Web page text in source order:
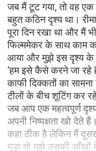
जब मैं टूट गया, तो वह एक
बहुत कठिन दृश्य था।
पूरा दिन रखा था और मैं
फिल्ममेकर के साथ काम
आया और मुझे इस दृश्य के
‘हम इसे कैसे करने जा रहे
काफी दिक्कतों का
टीलों के बीच शूटिंग कर
जब आप एक महत्वपूर्ण
अपनी निष्पक्षता खो देते
कहा ठीक है लेकिन मैं
मुड़ा तो मुझे उसकी आँखों